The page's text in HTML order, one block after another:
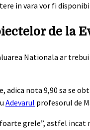
in vara vor fi
de la
Nationala ar
adica nota 9,90 sa se
Adevarul profesorul de
grele”, astfel